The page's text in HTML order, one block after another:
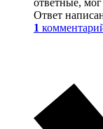
ответные,
Ответ
1